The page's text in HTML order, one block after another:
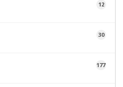
12
30
177